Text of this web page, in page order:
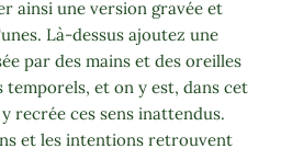
ainsi une version gravée et
Là-dessus ajoutez une
par des mains et des oreilles
temporels, et on y est, dans cet
recrée ces sens inattendus.
et les intentions retrouvent